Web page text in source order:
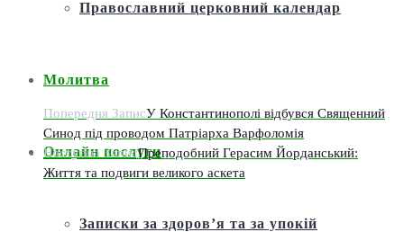
Православний церковний календар
Молитва
Онлайн послуги
Записки за здоров’я та за упокій
Попередня ЗаписУ Константинополі відбувся Священний
Синод під проводом Патріарха Варфоломія
Наступна ЗаписПреподобний Герасим Йорданський:
Життя та подвиги великого аскета